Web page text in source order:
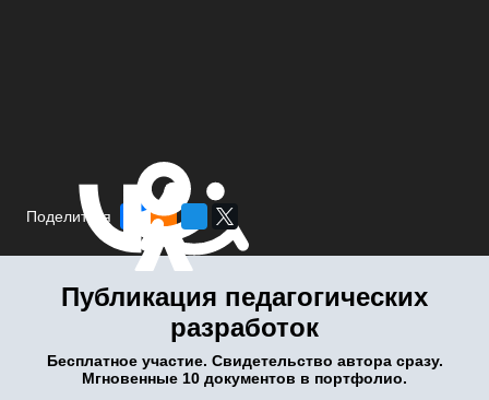
Поделиться
Публикация педагогических
разработок
Бесплатное участие. Свидетельство автора сразу.
Мгновенные 10 документов в портфолио.